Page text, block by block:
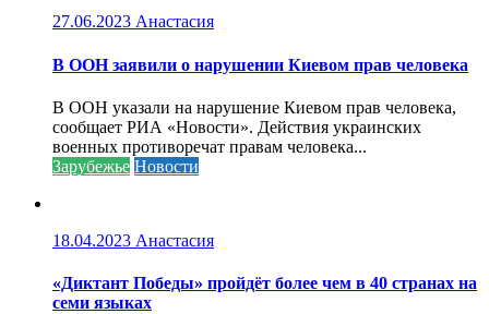
27.06.2023 Анастасия
В ООН заявили о нарушении Киевом прав человека
В ООН указали на нарушение Киевом прав человека,
сообщает РИА «Новости». Действия украинских
военных противоречат правам человека...
Зарубежье Новости
18.04.2023 Анастасия
«Диктант Победы» пройдёт более чем в 40 странах на
семи языках